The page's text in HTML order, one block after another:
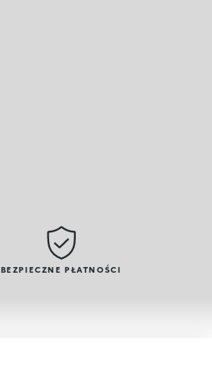
BEZPIECZNE PŁATNOŚCI